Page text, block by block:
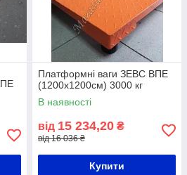
Платформні ваги ЗЕВС ВПЕ
(1200х1200см) 3000 кг
В наявності
від 15 234,20 ₴
від 16 036 ₴
Купити